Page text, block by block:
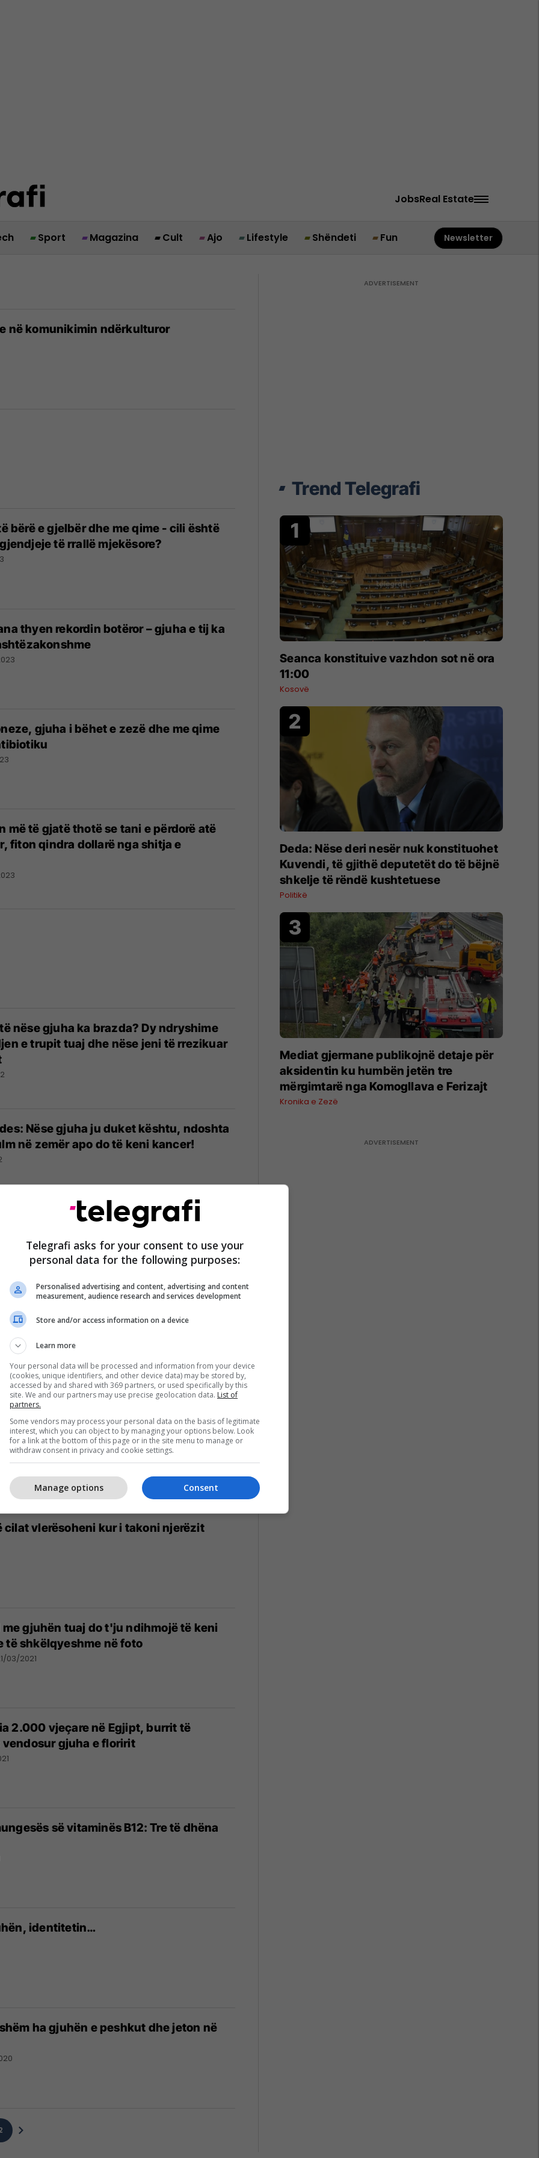
JobsReal Estate
Sport Magazina Cult Ajo Lifestyle Shëndeti Fun Newsletter
në komunikimin ndërkulturor
bërë e gjelbër dhe me qime - cili është
të rrallë mjekësore?
thyen rekordin botëror – gjuha e tij ka
gjuha i bëhet e zezë dhe me qime
më të gjatë thotë se tani e përdorë atë
fiton qindra dollarë nga shitja e
nëse gjuha ka brazda? Dy ndryshime
e trupit tuaj dhe nëse jeni të rrezikuar
Nëse gjuha ju duket kështu, ndoshta
në zemër apo do të keni kancer!
në gjuhë paralajmërojnë një sëmundje të
nën sundimin britanik dhe
sundimin otoman
cilat vlerësoheni kur i takoni njerëzit
me gjuhën tuaj do t'ju ndihmojë të keni
të shkëlqyeshme në foto
03/2021
2.000 vjeçare në Egjipt, burrit të
vendosur gjuha e floririt
së vitaminës B12: Tre të dhëna
identitetin…
ha gjuhën e peshkut dhe jeton në
Trend Telegrafi
Seanca konstituive vazhdon sot në ora
11:00
Kosovë
Deda: Nëse deri nesër nuk konstituohet
Kuvendi, të gjithë deputetët do të bëjnë
shkelje të rëndë kushtetuese
Politikë
Mediat gjermane publikojnë detaje për
aksidentin ku humbën jetën tre
mërgimtarë nga Komogllava e Ferizajt
Kronika e Zezë
Telegrafi asks for your consent to use your
personal data for the following purposes:
Personalised advertising and content, advertising and content
measurement, audience research and services development
Store and/or access information on a device
Learn more
Your personal data will be processed and information from your device
(cookies, unique identifiers, and other device data) may be stored by,
accessed by and shared with 369 partners, or used specifically by this
site. We and our partners may use precise geolocation data. List of
partners.
Some vendors may process your personal data on the basis of legitimate
interest, which you can object to by managing your options below. Look
for a link at the bottom of this page or in the site menu to manage or
withdraw consent in privacy and cookie settings.
Consent
Manage options